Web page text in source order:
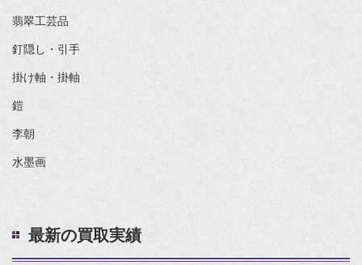
翡翠工芸品
釘隠し・引手
掛け軸・掛軸
鎧
李朝
水墨画
最新の買取実績